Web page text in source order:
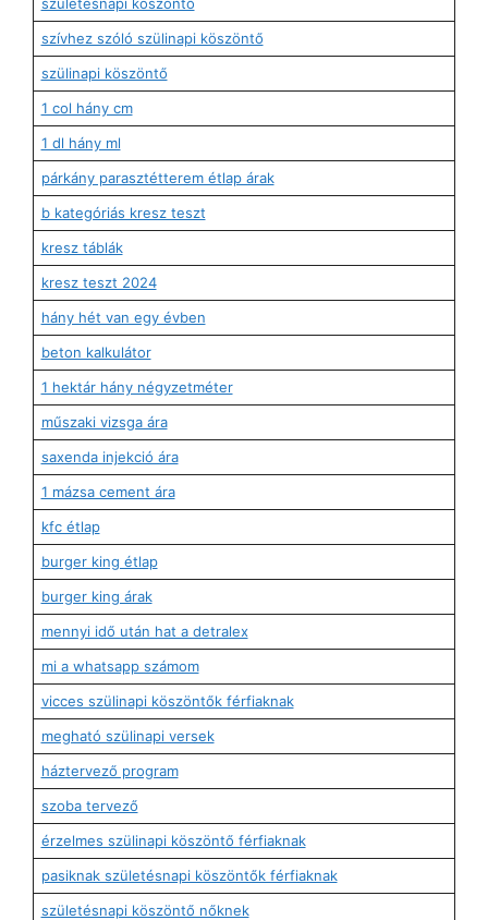
szívhez szóló szülinapi köszöntő
szülinapi köszöntő
1 col hány cm
1 dl hány ml
párkány parasztétterem étlap árak
b kategóriás kresz teszt
kresz táblák
kresz teszt 2024
hány hét van egy évben
beton kalkulátor
1 hektár hány négyzetméter
műszaki vizsga ára
saxenda injekció ára
1 mázsa cement ára
kfc étlap
burger king étlap
burger king árak
mennyi idő után hat a detralex
mi a whatsapp számom
vicces szülinapi köszöntők férfiaknak
megható szülinapi versek
háztervező program
szoba tervező
érzelmes szülinapi köszöntő férfiaknak
pasiknak születésnapi köszöntők férfiaknak
születésnapi köszöntő nőknek